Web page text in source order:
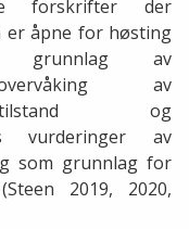
forskrifter der
er åpne for høsting
av
overvåking av
tilstand og
vurderinger av
som grunnlag for
2019, 2020,